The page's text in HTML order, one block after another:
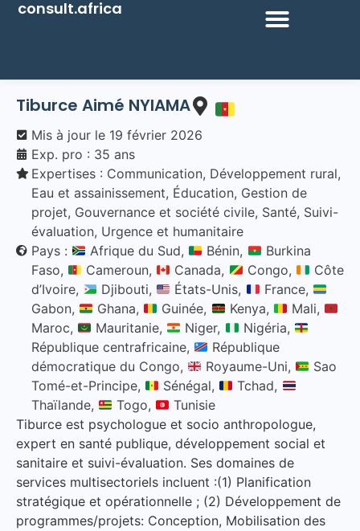
consult.africa
Tiburce Aimé NYIAMA
Mis à jour le 19 février 2026
Exp. pro : 35 ans
Expertises : Communication, Développement rural,
Eau et assainissement, Éducation, Gestion de
projet, Gouvernance et société civile, Santé, Suivi-
évaluation, Urgence et humanitaire
Pays :
Afrique du Sud, Bénin,
Burkina
Faso,
Cameroun, Canada, Congo,
Côte
d’Ivoire,
Djibouti, États-Unis,
France,
Gabon,
Ghana, Guinée, Kenya,
Mali,
Maroc,
Mauritanie, Niger,
Nigéria,
République centrafricaine,
République
démocratique du Congo,
Royaume-Uni,
Sao
Tomé-et-Principe,
Sénégal,
Tchad,
Thaïlande,
Togo,
Tunisie
Tiburce est psychologue et socio anthropologue,
expert en santé publique, développement social et
sanitaire et suivi-évaluation. Ses domaines de
services multisectoriels incluent :(1) Planification
stratégique et opérationnelle ; (2) Développement de
programmes/projets: Conception, Mobilisation des